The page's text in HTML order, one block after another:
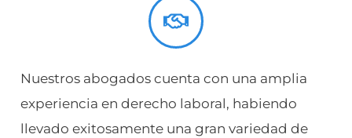
Nuestros abogados cuenta con una amplia
experiencia en derecho laboral, habiendo
llevado exitosamente una gran variedad de